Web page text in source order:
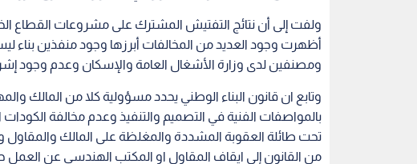
ولفت إلى أن نتائج التفتيش المشترك على مشروعات القطاع
أظهرت وجود العديد من المخالفات أبرزها وجود منفذين بناء
ومصنفين لدى وزارة الأشغال العامة والإسكان وعدم وجود
وتابع ان قانون البناء الوطني يحدد مسؤولية كلا من المالك
بالمواصفات الفنية في التصميم والتنفيذ وعدم مخالفة
من القانون إلى ايقاف المقاول او المكتب الهندسي عن العمل